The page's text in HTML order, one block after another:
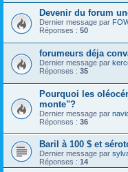
Devenir du forum
Dernier message par
Réponses : 50
forumeurs déja
Dernier message par
Réponses : 35
Pourquoi les
monte"?
Dernier message par
Réponses : 36
Baril à 100 $ et
Dernier message par
Réponses : 14